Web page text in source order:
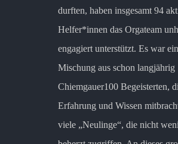
durften, haben insgesamt 94
Helfer*innen das Orgateam
engagiert unterstützt. Es war
Mischung aus schon langjährig
Chiemgauer100 Begeisterten,
Erfahrung und Wissen
viele „Neulinge“, die nicht